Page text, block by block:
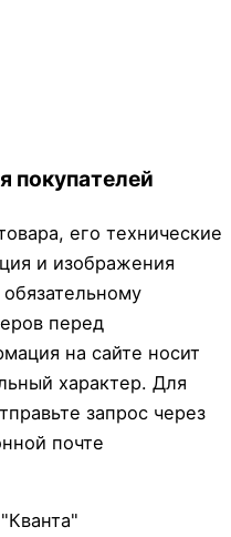
покупателей
его технические
и изображения
перед
на сайте носит
характер. Для
запрос через
почте